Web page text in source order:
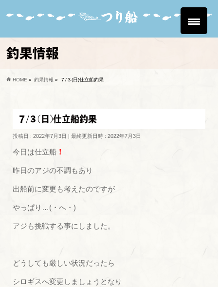
釣果情報
HOME » 釣果情報 » ７/３(日)仕立船釣果
７/３(日)仕立船釣果
投稿日 : 2022年7月3日 最終更新日時 : 2022年7月3日
今日は仕立船 ！
昨日のアジの不調もあり
出船前に変更も考えたのですが
やっぱり…(・へ・)
アジも挑戦する事にしました。
どうしても厳しい状況だったら
シロギスへ変更しましょうとなり